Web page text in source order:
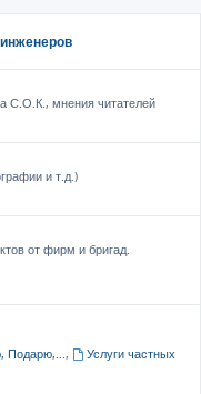
С.О.К., мнения читателей
и т.д.)
от фирм и бригад.
Подарю,...,
Услуги частных